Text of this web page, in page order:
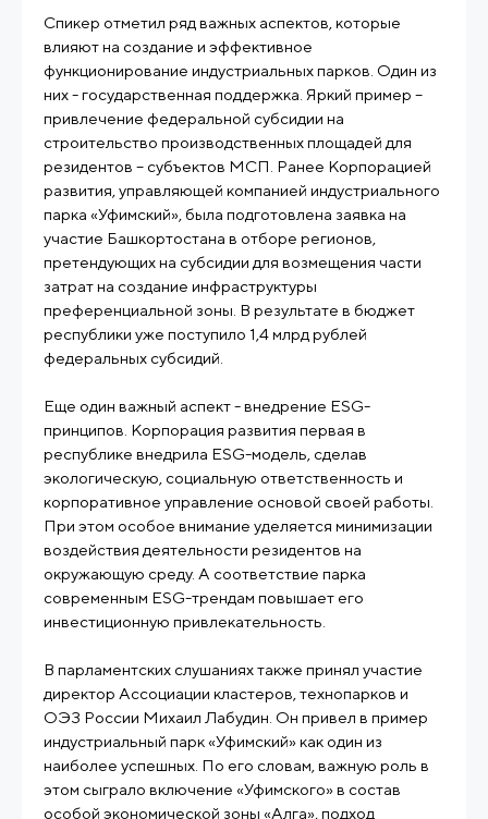
Спикер отметил ряд важных аспектов, которые
влияют на создание и эффективное
функционирование индустриальных парков. Один из
них - государственная поддержка. Яркий пример –
привлечение федеральной субсидии на
строительство производственных площадей для
резидентов – субъектов МСП. Ранее Корпорацией
развития, управляющей компанией индустриального
парка «Уфимский», была подготовлена заявка на
участие Башкортостана в отборе регионов,
претендующих на субсидии для возмещения части
затрат на создание инфраструктуры
преференциальной зоны. В результате в бюджет
республики уже поступило 1,4 млрд рублей
федеральных субсидий.
Еще один важный аспект - внедрение ESG-
принципов. Корпорация развития первая в
республике внедрила ESG-модель, сделав
экологическую, социальную ответственность и
корпоративное управление основой своей работы.
При этом особое внимание уделяется минимизации
воздействия деятельности резидентов на
окружающую среду. А соответствие парка
современным ESG-трендам повышает его
инвестиционную привлекательность.
В парламентских слушаниях также принял участие
директор Ассоциации кластеров, технопарков и
ОЭЗ России Михаил Лабудин. Он привел в пример
индустриальный парк «Уфимский» как один из
наиболее успешных. По его словам, важную роль в
этом сыграло включение «Уфимского» в состав
особой экономической зоны «Алга», подход